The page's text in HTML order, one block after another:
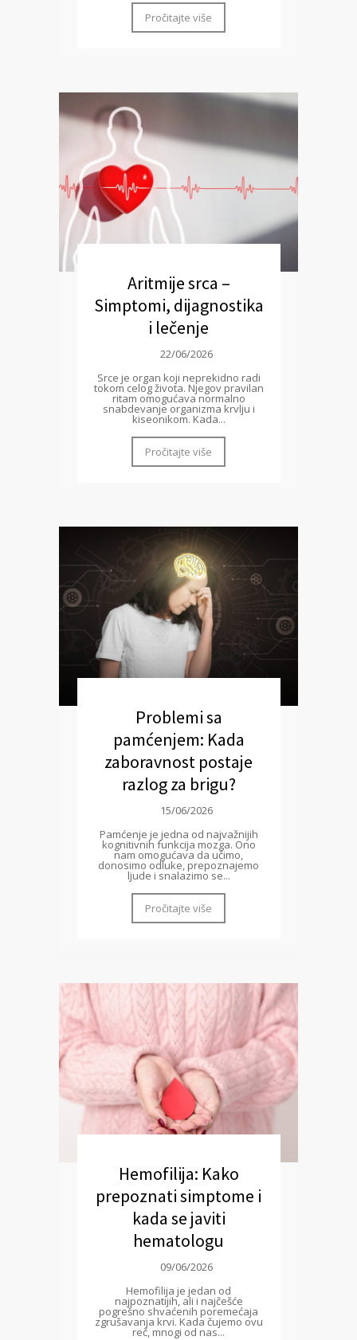
Pročitajte više
Aritmije srca –
Simptomi, dijagnostika
i lečenje
22/06/2026
Srce je organ koji neprekidno radi
tokom celog života. Njegov pravilan
ritam omogućava normalno
snabdevanje organizma krvlju i
kiseonikom. Kada...
Pročitajte više
Problemi sa
pamćenjem: Kada
zaboravnost postaje
razlog za brigu?
15/06/2026
Pamćenje je jedna od najvažnijih
kognitivnih funkcija mozga. Ono
nam omogućava da učimo,
donosimo odluke, prepoznajemo
ljude i snalazimo se...
Pročitajte više
Hemofilija: Kako
prepoznati simptome i
kada se javiti
hematologu
09/06/2026
Hemofilija je jedan od
najpoznatijih, ali i najčešće
pogrešno shvaćenih poremećaja
zgrušavanja krvi. Kada čujemo ovu
reč, mnogi od nas...